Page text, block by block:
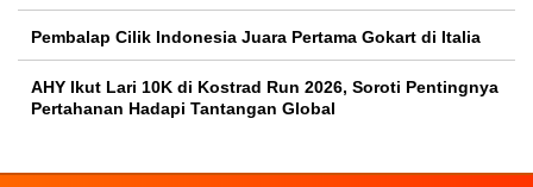
Pembalap Cilik Indonesia Juara Pertama Gokart di Italia
AHY Ikut Lari 10K di Kostrad Run 2026, Soroti Pentingnya
Pertahanan Hadapi Tantangan Global